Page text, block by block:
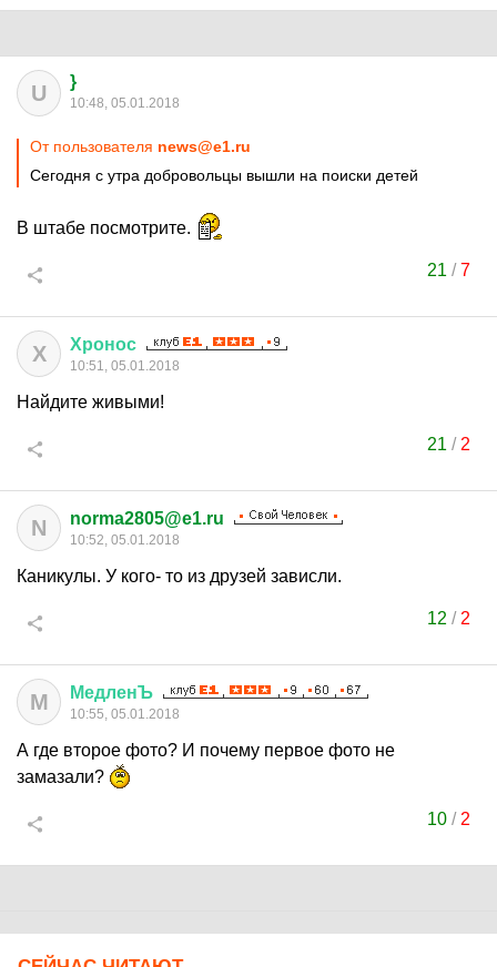
U }
10:48, 05.01.2018
От пользователя news@e1.ru
Сегодня с утра добровольцы вышли на поиски детей
В штабе посмотрите.
21 /7
Х Хронос
10:51, 05.01.2018
Найдите живыми!
21 / 2
N norma2805@e1.ru
10:52, 05.01.2018
Каникулы. У кого- то из друзей зависли.
12 / 2
М МедленЪ
10:55, 05.01.2018
А где второе фото? И почему первое фото не
замазали?
10 / 2